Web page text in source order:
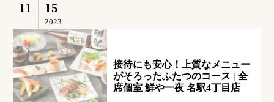
11 15
2023
接待にも安心！上質なメニュー
がそろったふたつのコース | 全
席個室 鮮や一夜 名駅4丁目店